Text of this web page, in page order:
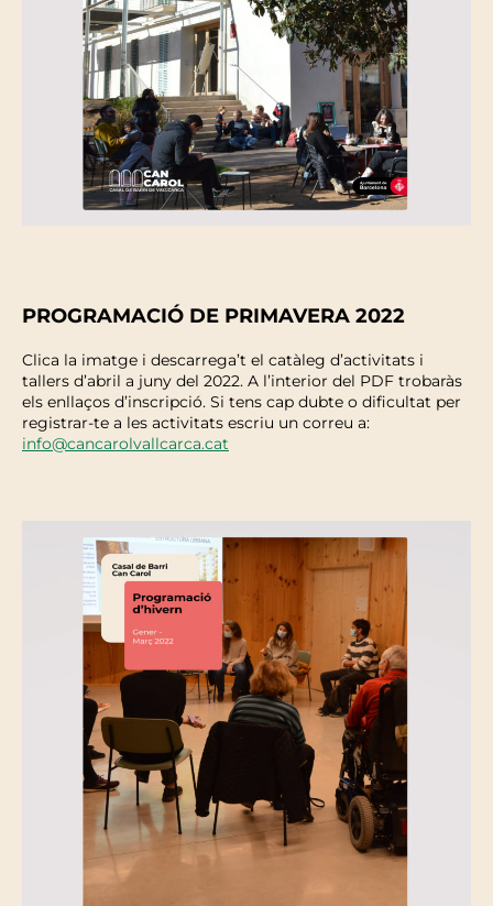
PROGRAMACIÓ DE PRIMAVERA 2022
Clica la imatge i descarrega’t el catàleg d’activitats i
tallers d’abril a juny del 2022. A l’interior del PDF trobaràs
els enllaços d’inscripció. Si tens cap dubte o dificultat per
registrar-te a les activitats escriu un correu a:
info@cancarolvallcarca.cat